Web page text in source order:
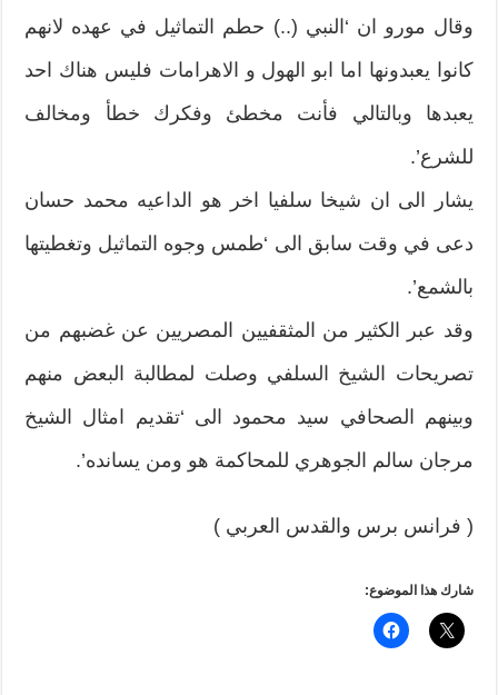
وقال مورو ان ‘النبي (..) حطم التماثيل في عهده لانهم
كانوا يعبدونها اما ابو الهول و الاهرامات فليس هناك احد
يعبدها وبالتالي فأنت مخطئ وفكرك خطأ ومخالف
للشرع’.
يشار الى ان شيخا سلفيا اخر هو الداعيه محمد حسان
دعى في وقت سابق الى ‘طمس وجوه التماثيل وتغطيتها
بالشمع’.
وقد عبر الكثير من المثقفيين المصريين عن غضبهم من
تصريحات الشيخ السلفي وصلت لمطالبة البعض منهم
وبينهم الصحافي سيد محمود الى ‘تقديم امثال الشيخ
مرجان سالم الجوهري للمحاكمة هو ومن يسانده’.
( فرانس برس والقدس العربي )
شارك هذا الموضوع: